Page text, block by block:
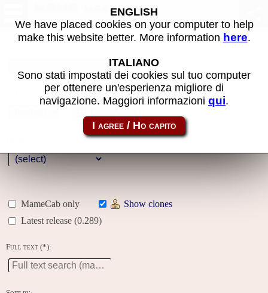
MAME machines
MameCab only
Show clones
Latest release (0.289)
Full text (*):
ENGLISH
We have placed cookies on your computer to help
make this website better. More information here.
ITALIANO
Sono stati impostati dei cookies sul tuo computer
per ottenere un'esperienza migliore di
navigazione. Maggiori informazioni qui.